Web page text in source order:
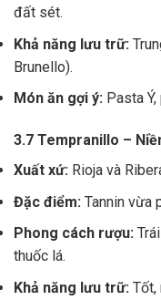
đất sét.
Khả năng lưu trữ:
Brunello).
Món ăn gợi ý: Pasta
3.7 Tempranillo –
Xuất xứ: Rioja và
Đặc điểm: Tannin vừa
Phong cách rượu:
thuốc lá.
Khả năng lưu trữ: Tốt,